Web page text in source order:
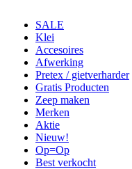
SALE
Klei
Accesoires
Afwerking
Pretex / gietverharder
Gratis Producten
Zeep maken
Merken
Aktie
Nieuw!
Op=Op
Best verkocht